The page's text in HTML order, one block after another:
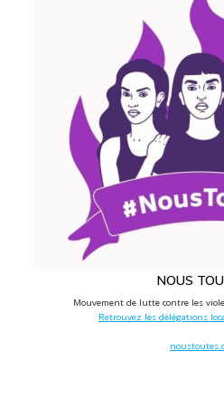
NOUS
Mouvement de lutte contre les
Retrouvez les délégations